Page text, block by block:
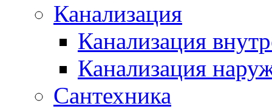
Канализация
Канализация
Канализация
Сантехника